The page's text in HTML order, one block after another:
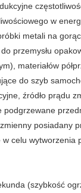
w
metali na
przemysłu
materiałów
do szyb
źródło prądu
podgrzewane
posiadany
celu wytworzenia
(szybkość